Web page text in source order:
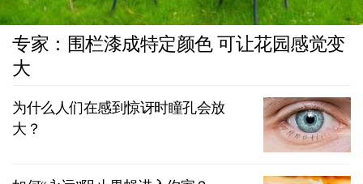
专家：围栏漆成特定颜色 可让花园感觉变
大
为什么人们在感到惊讶时瞳孔会放
大？